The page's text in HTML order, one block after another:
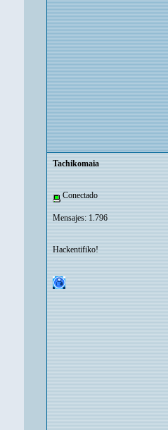
Tachikomaia
Conectado
Mensajes: 1.796
Hackentifiko!